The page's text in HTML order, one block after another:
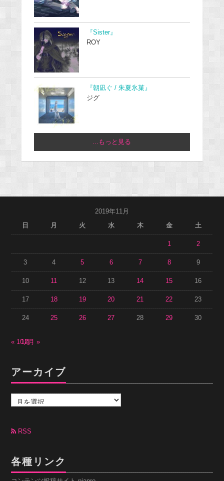
『Sister』
ROY
『朝凪ぐ / 朱夏氷菓』
ジグ
...もっと見る
2019年11月
日
月 火 水 木 金 土
1 2
3 4 5 6 7 8 9
10 11 12 13 14 15 16
17 18 19 20 21 22 23
24 25 26 27 28 29 30
« 10月12月 »
アーカイブ
カ
ブ RSS
各種リンク